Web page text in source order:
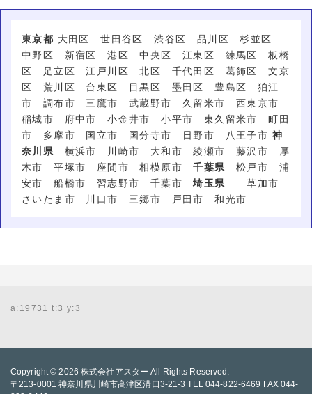
東京都 大田区 世田谷区 渋谷区 品川区 杉並区
中野区 新宿区 港区 中央区 江東区 練馬区 板橋
区 足立区 江戸川区 北区 千代田区 葛飾区 文京
区 荒川区 台東区 目黒区 墨田区 豊島区 狛江
市 調布市 三鷹市 武蔵野市 久留米市 西東京市
稲城市 府中市 小金井市 小平市 東久留米市 町田
市 多摩市 国立市 国分寺市 日野市 八王子市 神
奈川県 横浜市 川崎市 大和市 綾瀬市 藤沢市 厚
木市 平塚市 座間市 相模原市千葉県
松戸市 浦
安市 船橋市 習志野市 千葉市埼玉県
草加市
さいたま市 川口市 三郷市 戸田市 和光市
a:19731 t:3 y:3
Copyright © 2026株式会社アスター All Rights Reserved.
〒213-0001 神奈川県川崎市高津区溝口3-21-3 TEL 044-822-6469 FAX 044-